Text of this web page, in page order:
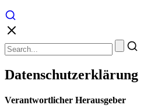
Datenschutzerklärung
Verantwortlicher Herausgeber